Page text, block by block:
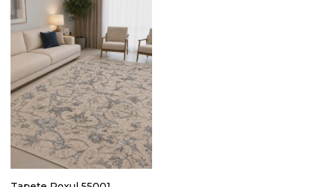
Trocas e Devoluções
Termos e condições